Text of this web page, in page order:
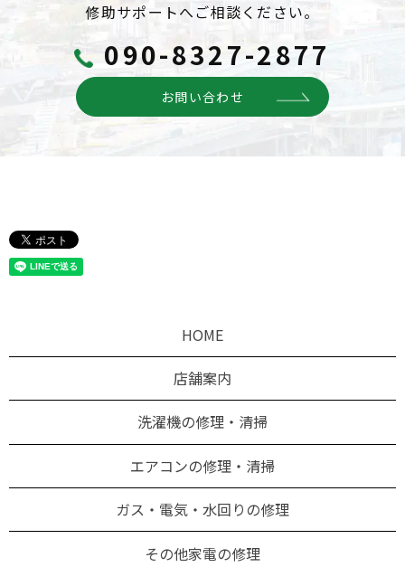
修助サポートへご相談ください。
090-8327-2877
お問い合わせ
HOME
店舗案内
洗濯機の修理・清掃
エアコンの修理・清掃
ガス・電気・水回りの修理
その他家電の修理